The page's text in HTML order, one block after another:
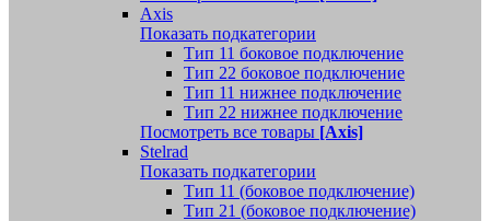
Axis
Показать подкатегории
Тип 11 боковое подключение
Тип 22 боковое подключение
Тип 11 нижнее подключение
Тип 22 нижнее подключение
Посмотреть все товары [Axis]
Stelrad
Показать подкатегории
Tип 11 (боковое подключение)
Тип 21 (боковое подключение)